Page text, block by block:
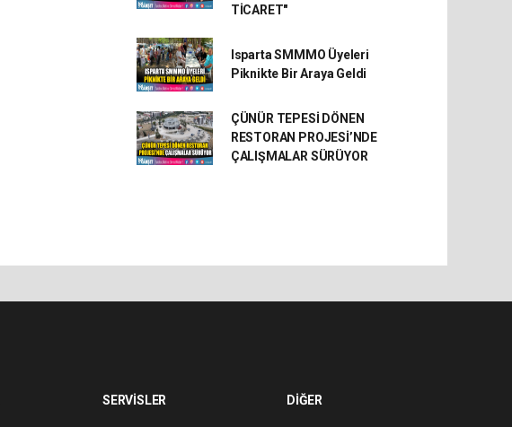
TİCARET"
Isparta SMMMO Üyeleri
Piknikte Bir Araya Geldi
ÇÜNÜR TEPESİ DÖNEN
RESTORAN PROJESİ’NDE
ÇALIŞMALAR SÜRÜYOR
SERVİSLER DİĞER